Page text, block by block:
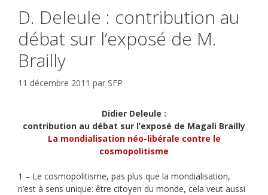
D. Deleule : contribution au
débat sur l’exposé de M.
Brailly
11 décembre 2011 par SFP
Didier Deleule :
contribution au débat sur l’exposé de Magali Brailly
La mondialisation néo-libérale contre le
cosmopolitisme
1 – Le cosmopolitisme, pas plus que la mondialisation,
n’est à sens unique: être citoyen du monde, cela veut aussi